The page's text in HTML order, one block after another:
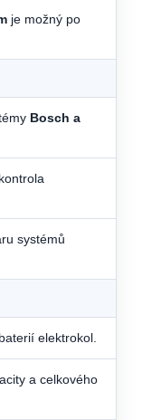
je možný po
Bosch a
systémů
elektrokol.
a celkového